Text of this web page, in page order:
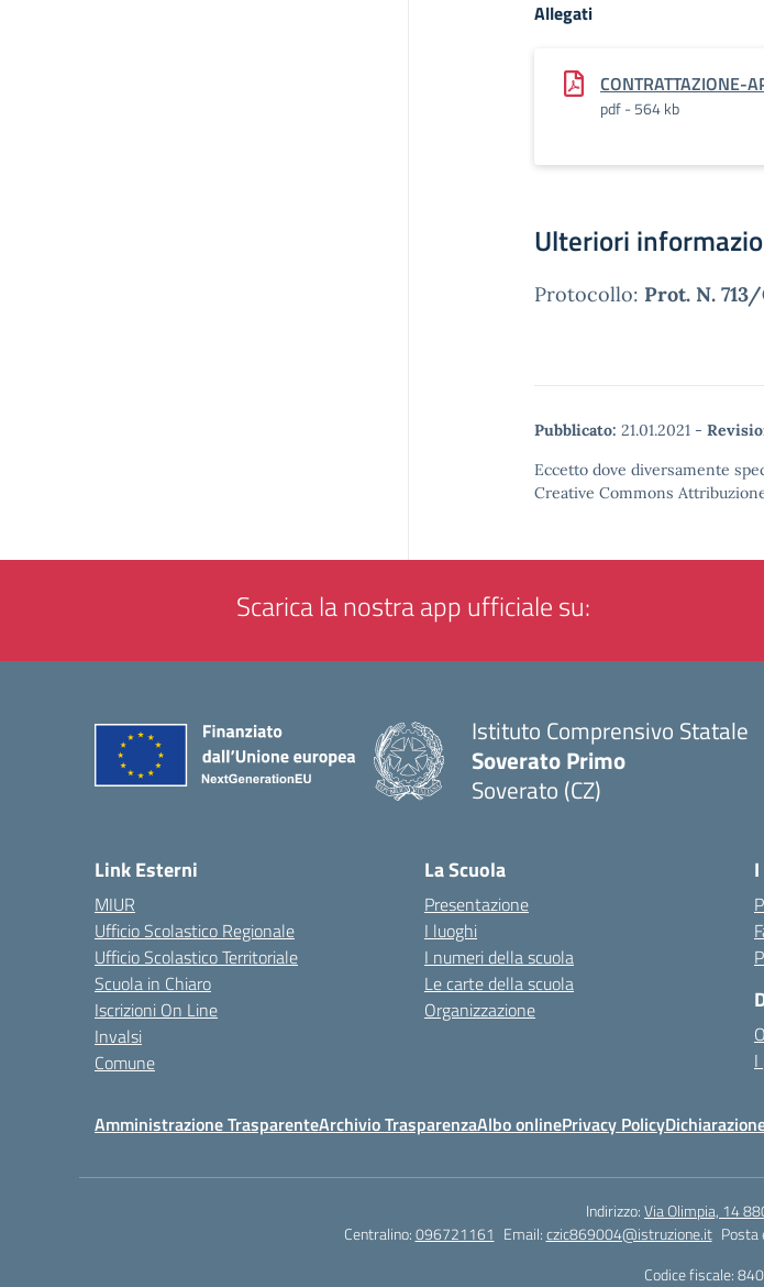
Allegati
CONTRATTAZIONE-
pdf - 564 kb
Ulteriori
Protocollo: Prot. N. 713/
Pubblicato: 21.01.2021 -
Eccetto dove diversamente
Creative Commons
Scarica la nostra app ufficiale su:
Istituto Comprensivo Statale
Soverato Primo
Soverato (CZ)
Link Esterni
MIUR
Ufficio Scolastico Regionale
Ufficio Scolastico Territoriale
Scuola in Chiaro
Iscrizioni On Line
Invalsi
Comune
La Scuola
Presentazione
I luoghi
I numeri della scuola
Le carte della scuola
Organizzazione
I
Amministrazione TrasparenteArchivio TrasparenzaAlbo onlinePrivacy Policy
Indirizzo:Via Olimpia, 14
Centralino:096721161 Email:czic869004@istruzione.it Posta
Codice fiscale: